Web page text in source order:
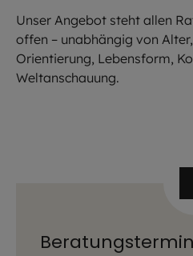
Unser Angebot steht allen
offen – unabhängig von
Orientierung, Lebensform,
Weltanschauung.